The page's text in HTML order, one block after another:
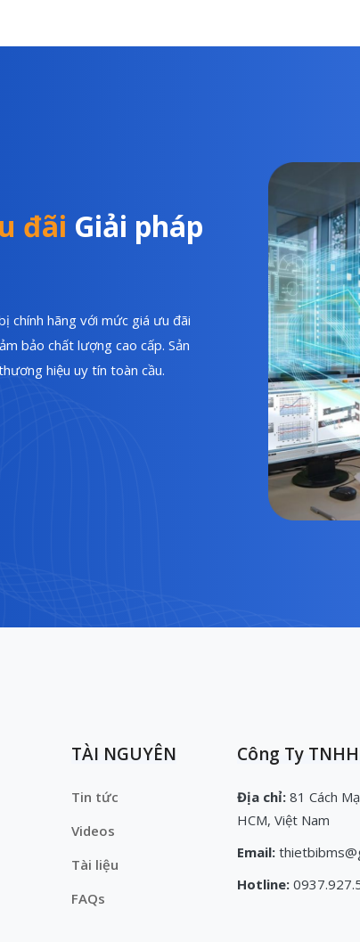
đãi Giải pháp
chính hãng với mức giá ưu đãi
bảo chất lượng cao cấp. Sản
hiệu uy tín toàn cầu.
TÀI NGUYÊN
Tin tức
Videos
Tài liệu
FAQs
Công Ty
Địa chỉ: 81 Cách
HCM, Việt Nam
Email:
Hotline: